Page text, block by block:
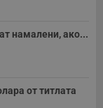
намалени, ако...
от титлата